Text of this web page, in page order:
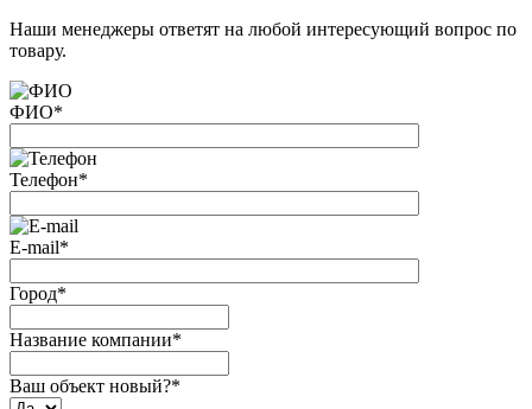
Наши менеджеры ответят на любой интересующий вопрос по
товару.
ФИО*
Телефон*
E-mail*
Город*
Название компании*
Ваш объект новый?*